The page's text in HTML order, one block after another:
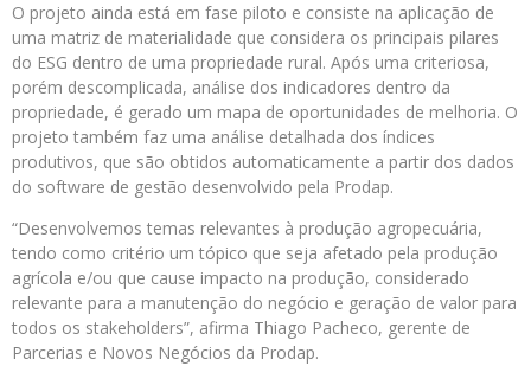
O projeto ainda está em fase piloto e consiste na aplicação de
uma matriz de materialidade que considera os principais pilares
do ESG dentro de uma propriedade rural. Após uma criteriosa,
porém descomplicada, análise dos indicadores dentro da
propriedade, é gerado um mapa de oportunidades de melhoria. O
projeto também faz uma análise detalhada dos índices
produtivos, que são obtidos automaticamente a partir dos dados
do software de gestão desenvolvido pela Prodap.
“Desenvolvemos temas relevantes à produção agropecuária,
tendo como critério um tópico que seja afetado pela produção
agrícola e/ou que cause impacto na produção, considerado
relevante para a manutenção do negócio e geração de valor para
todos os stakeholders”, afirma Thiago Pacheco, gerente de
Parcerias e Novos Negócios da Prodap.